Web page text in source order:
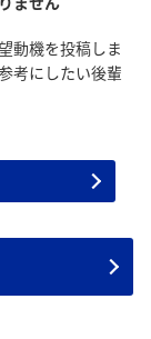
動機を投稿しま
考にしたい後輩